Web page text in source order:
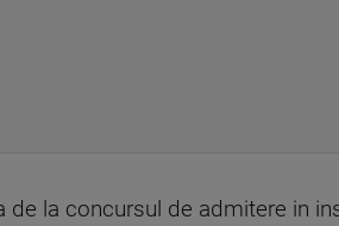
la concursul de admitere in